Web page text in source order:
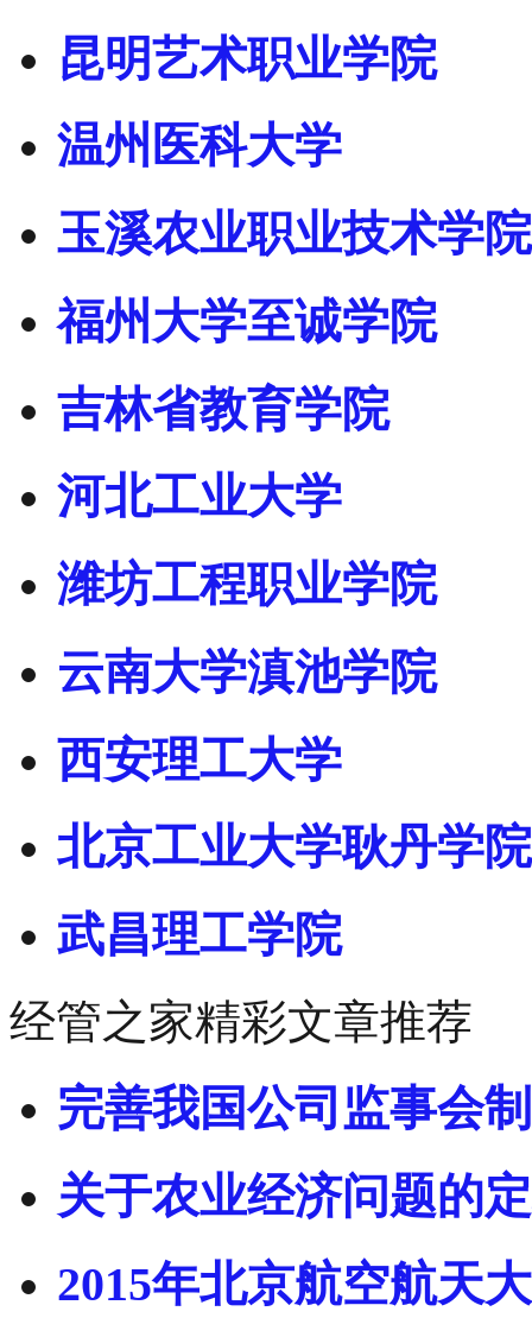
昆明艺术职业学院
温州医科大学
玉溪农业职业技术学院
福州大学至诚学院
吉林省教育学院
河北工业大学
潍坊工程职业学院
云南大学滇池学院
西安理工大学
北京工业大学耿丹学院
武昌理工学院
经管之家精彩文章推荐
完善我国公司监事会
关于农业经济问题的
2015年北京航空航天大